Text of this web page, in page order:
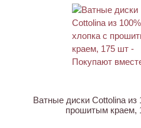
Ватные диски Cottolina из
прошитым краем,